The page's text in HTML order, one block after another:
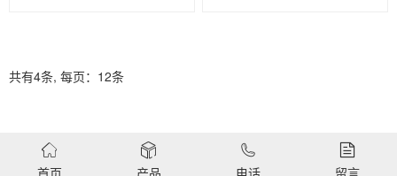
共有4条, 每页：12条
首页 产品 电话 留言